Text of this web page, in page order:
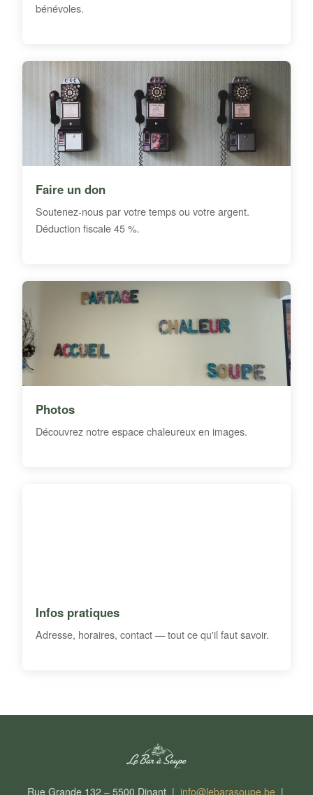
bénévoles.
Faire un don
Soutenez-nous par votre temps ou votre argent.
Déduction fiscale 45 %.
Photos
Découvrez notre espace chaleureux en images.
Infos pratiques
Adresse, horaires, contact — tout ce qu'il faut savoir.
Rue Grande 132 – 5500 Dinant | info@lebarasoupe.be|